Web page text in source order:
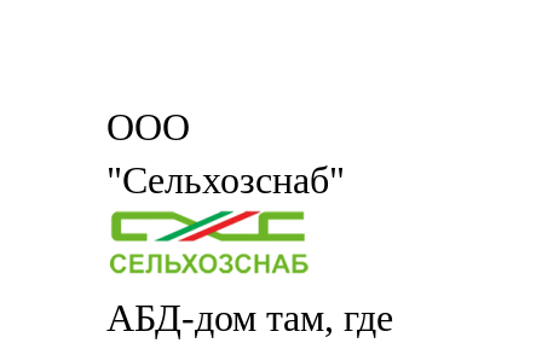
ООО
"Сельхозснаб"
АБД-дом там, где